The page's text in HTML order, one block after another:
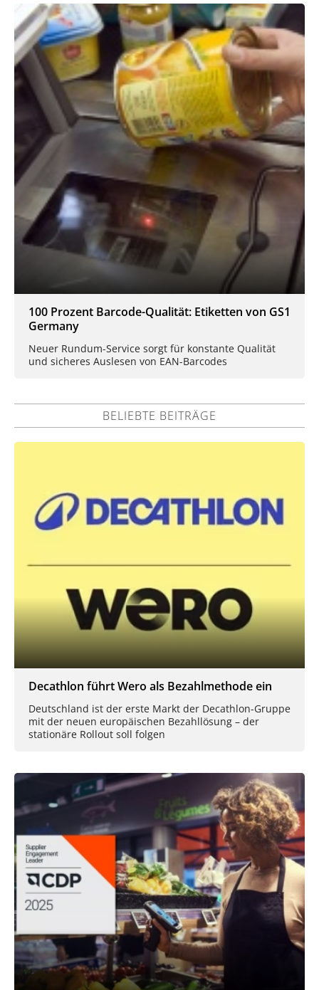
100 Prozent Barcode-Qualität: Etiketten von GS1
Germany
Neuer Rundum-Service sorgt für konstante Qualität
und sicheres Auslesen von EAN-Barcodes
BELIEBTE BEITRÄGE
Decathlon führt Wero als Bezahlmethode ein
Deutschland ist der erste Markt der Decathlon-Gruppe
mit der neuen europäischen Bezahllösung – der
stationäre Rollout soll folgen